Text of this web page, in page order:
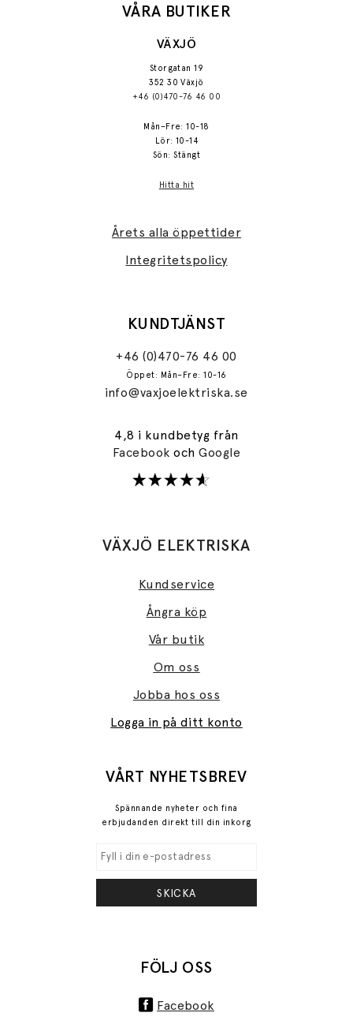
VÅRA BUTIKER
VÄXJÖ
Storgatan 19
352 30 Växjö
+46 (0)470-76 46 00
Mån–Fre: 10-18
Lör: 10-14
Sön: Stängt
Hitta hit
Årets alla öppettider
Integritetspolicy
KUNDTJÄNST
+46 (0)470-76 46 00
Öppet: Mån–Fre: 10-16
info@vaxjoelektriska.se
4,8 i kundbetyg från
FacebookochGoogle
VÄXJÖ ELEKTRISKA
Kundservice
Ångra köp
Vår butik
Om oss
Jobba hos oss
Logga in på ditt konto
VÅRT NYHETSBREV
Spännande nyheter och fina
erbjudanden direkt till din inkorg
SKICKA
FÖLJ OSS
Facebook